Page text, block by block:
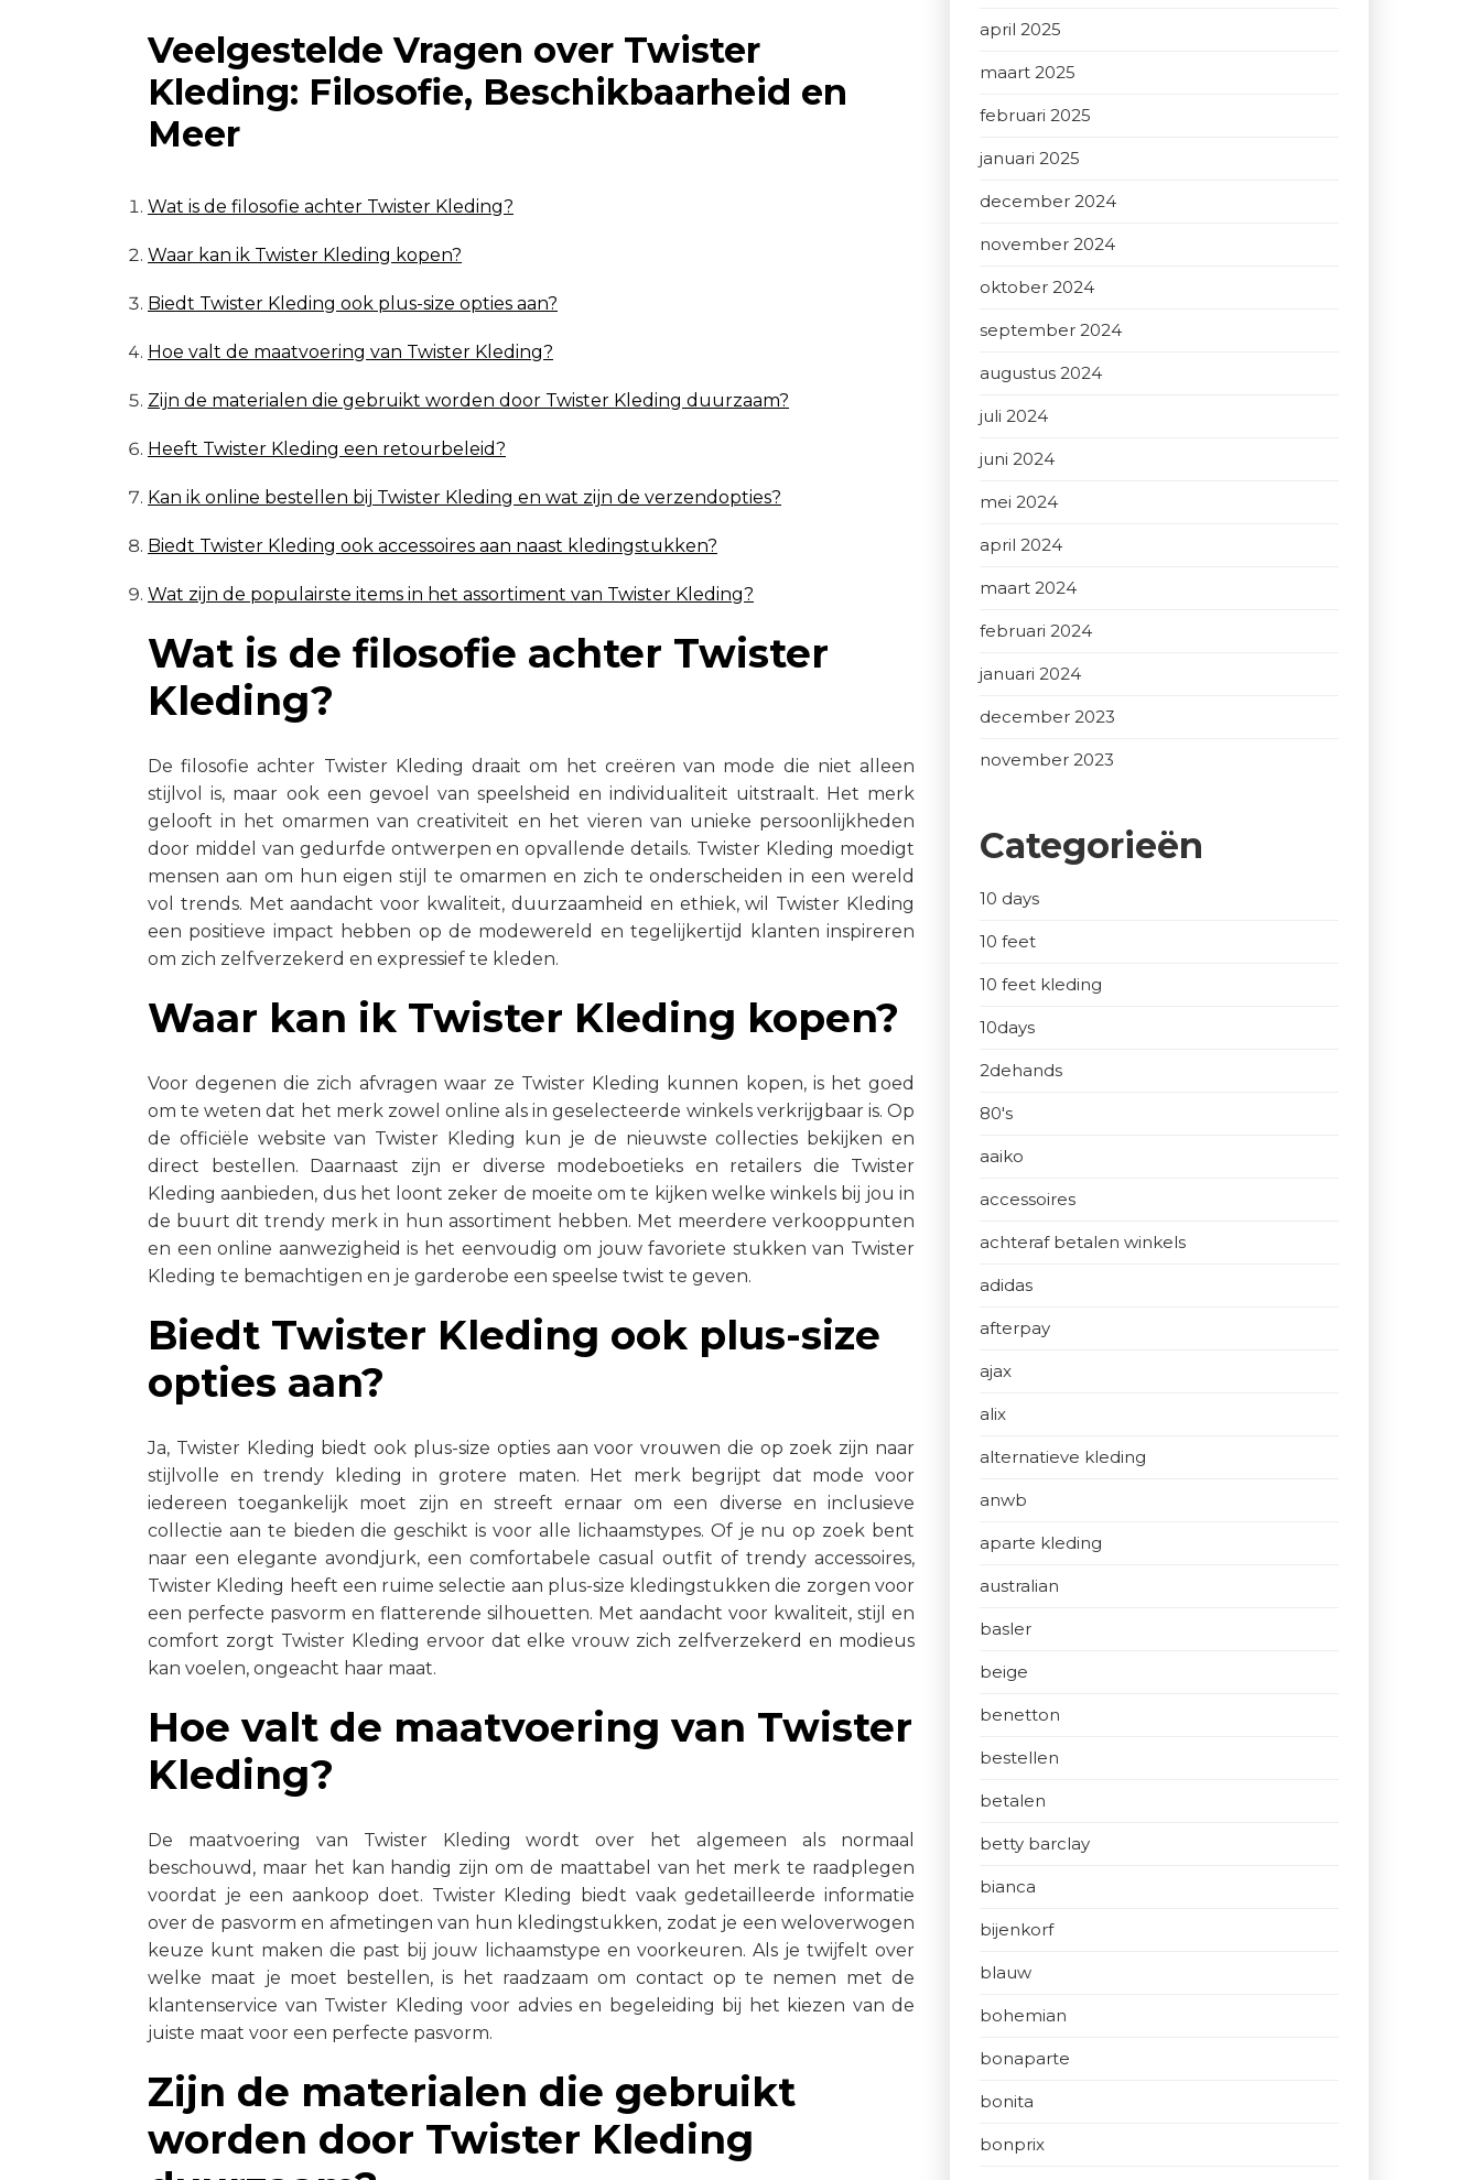
Veelgestelde Vragen over Twister
Kleding: Filosofie, Beschikbaarheid en
Meer
Wat is de filosofie achter Twister Kleding?
Waar kan ik Twister Kleding kopen?
Biedt Twister Kleding ook plus-size opties aan?
Hoe valt de maatvoering van Twister Kleding?
Zijn de materialen die gebruikt worden door Twister Kleding duurzaam?
Heeft Twister Kleding een retourbeleid?
Kan ik online bestellen bij Twister Kleding en wat zijn de verzendopties?
Biedt Twister Kleding ook accessoires aan naast kledingstukken?
Wat zijn de populairste items in het assortiment van Twister Kleding?
Wat is de filosofie achter Twister
Kleding?
De filosofie achter Twister Kleding draait om het creëren van mode die niet alleen
stijlvol is, maar ook een gevoel van speelsheid en individualiteit uitstraalt. Het merk
gelooft in het omarmen van creativiteit en het vieren van unieke persoonlijkheden
door middel van gedurfde ontwerpen en opvallende details. Twister Kleding moedigt
mensen aan om hun eigen stijl te omarmen en zich te onderscheiden in een wereld
vol trends. Met aandacht voor kwaliteit, duurzaamheid en ethiek, wil Twister Kleding
een positieve impact hebben op de modewereld en tegelijkertijd klanten inspireren
om zich zelfverzekerd en expressief te kleden.
Waar kan ik Twister Kleding kopen?
Voor degenen die zich afvragen waar ze Twister Kleding kunnen kopen, is het goed
om te weten dat het merk zowel online als in geselecteerde winkels verkrijgbaar is. Op
de officiële website van Twister Kleding kun je de nieuwste collecties bekijken en
direct bestellen. Daarnaast zijn er diverse modeboetieks en retailers die Twister
Kleding aanbieden, dus het loont zeker de moeite om te kijken welke winkels bij jou in
de buurt dit trendy merk in hun assortiment hebben. Met meerdere verkooppunten
en een online aanwezigheid is het eenvoudig om jouw favoriete stukken van Twister
Kleding te bemachtigen en je garderobe een speelse twist te geven.
Biedt Twister Kleding ook plus-size
opties aan?
Ja, Twister Kleding biedt ook plus-size opties aan voor vrouwen die op zoek zijn naar
stijlvolle en trendy kleding in grotere maten. Het merk begrijpt dat mode voor
iedereen toegankelijk moet zijn en streeft ernaar om een diverse en inclusieve
collectie aan te bieden die geschikt is voor alle lichaamstypes. Of je nu op zoek bent
naar een elegante avondjurk, een comfortabele casual outfit of trendy accessoires,
Twister Kleding heeft een ruime selectie aan plus-size kledingstukken die zorgen voor
een perfecte pasvorm en flatterende silhouetten. Met aandacht voor kwaliteit, stijl en
comfort zorgt Twister Kleding ervoor dat elke vrouw zich zelfverzekerd en modieus
kan voelen, ongeacht haar maat.
Hoe valt de maatvoering van Twister
Kleding?
De maatvoering van Twister Kleding wordt over het algemeen als normaal
beschouwd, maar het kan handig zijn om de maattabel van het merk te raadplegen
voordat je een aankoop doet. Twister Kleding biedt vaak gedetailleerde informatie
over de pasvorm en afmetingen van hun kledingstukken, zodat je een weloverwogen
keuze kunt maken die past bij jouw lichaamstype en voorkeuren. Als je twijfelt over
welke maat je moet bestellen, is het raadzaam om contact op te nemen met de
klantenservice van Twister Kleding voor advies en begeleiding bij het kiezen van de
juiste maat voor een perfecte pasvorm.
Zijn de materialen die gebruikt
worden door Twister Kleding
april 2025
maart 2025
februari 2025
januari 2025
december 2024
november 2024
oktober 2024
september 2024
augustus 2024
juli 2024
juni 2024
mei 2024
april 2024
maart 2024
februari 2024
januari 2024
december 2023
november 2023
Categorieën
10 days
10 feet
10 feet kleding
10days
2dehands
80's
aaiko
accessoires
achteraf betalen winkels
adidas
afterpay
ajax
alix
alternatieve kleding
anwb
aparte kleding
australian
basler
beige
benetton
bestellen
betalen
betty barclay
bianca
bijenkorf
blauw
bohemian
bonaparte
bonita
bonprix